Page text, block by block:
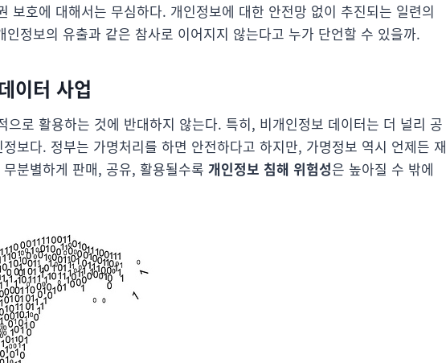
보호에 대해서는 무심하다. 개인정보에 대한 안전망 없이 추진되는 일련의
정보의 유출과 같은 참사로 이어지지 않는다고 누가 단언할 수 있을까.
이터 사업
으로 활용하는 것에 반대하지 않는다. 특히, 비개인정보 데이터는 더 널리 공
보다. 정부는 가명처리를 하면 안전하다고 하지만, 가명정보 역시 언제든 재
분별하게 판매, 공유, 활용될수록 개인정보 침해 위험성은 높아질 수 밖에